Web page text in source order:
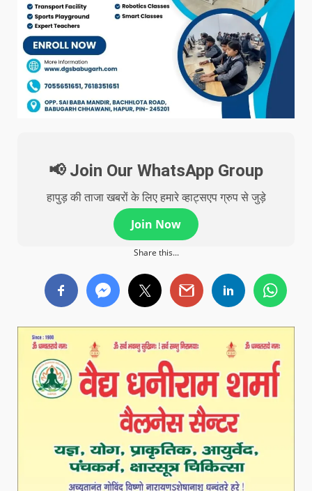
📢 Join Our WhatsApp Group
हापुड़ की ताजा खबरों के लिए हमारे व्हाट्सएप ग्रुप से जुड़े
Join Now
Share this...